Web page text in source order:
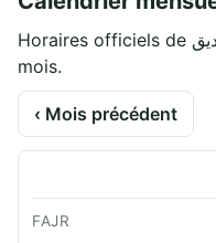
Horaires officiels de مسجد أبي بكر الصديق sur tout le
mois.
‹ Mois précédent